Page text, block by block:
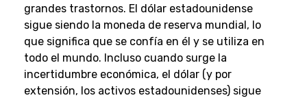
grandes trastornos. El dólar estadounidense
sigue siendo la moneda de reserva mundial, lo
que significa que se confía en él y se utiliza en
todo el mundo. Incluso cuando surge la
incertidumbre económica, el dólar (y por
extensión, los activos estadounidenses) sigue